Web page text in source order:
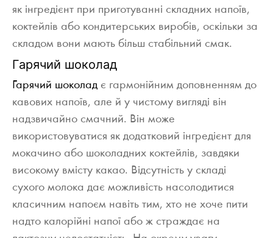
як інгредієнт при приготуванні складних напоїв,
коктейлів або кондитерських виробів, оскільки за
складом вони мають більш стабільний смак.
Гарячий шоколад
Гарячий шоколад є гармонійним доповненням до
кавових напоїв, але й у чистому вигляді він
надзвичайно смачний. Він може
використовуватися як додатковий інгредієнт для
мокачино або шоколадних коктейлів, завдяки
високому вмісту какао. Відсутність у складі
сухого молока дає можливість насолодитися
класичним напоєм навіть тим, хто не хоче пити
надто калорійні напої або ж страждає на